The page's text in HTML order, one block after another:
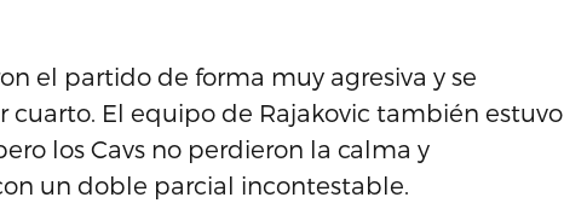
el partido de forma muy agresiva y se
El equipo de Rajakovic también estuvo
los Cavs no perdieron la calma y
un doble parcial incontestable.